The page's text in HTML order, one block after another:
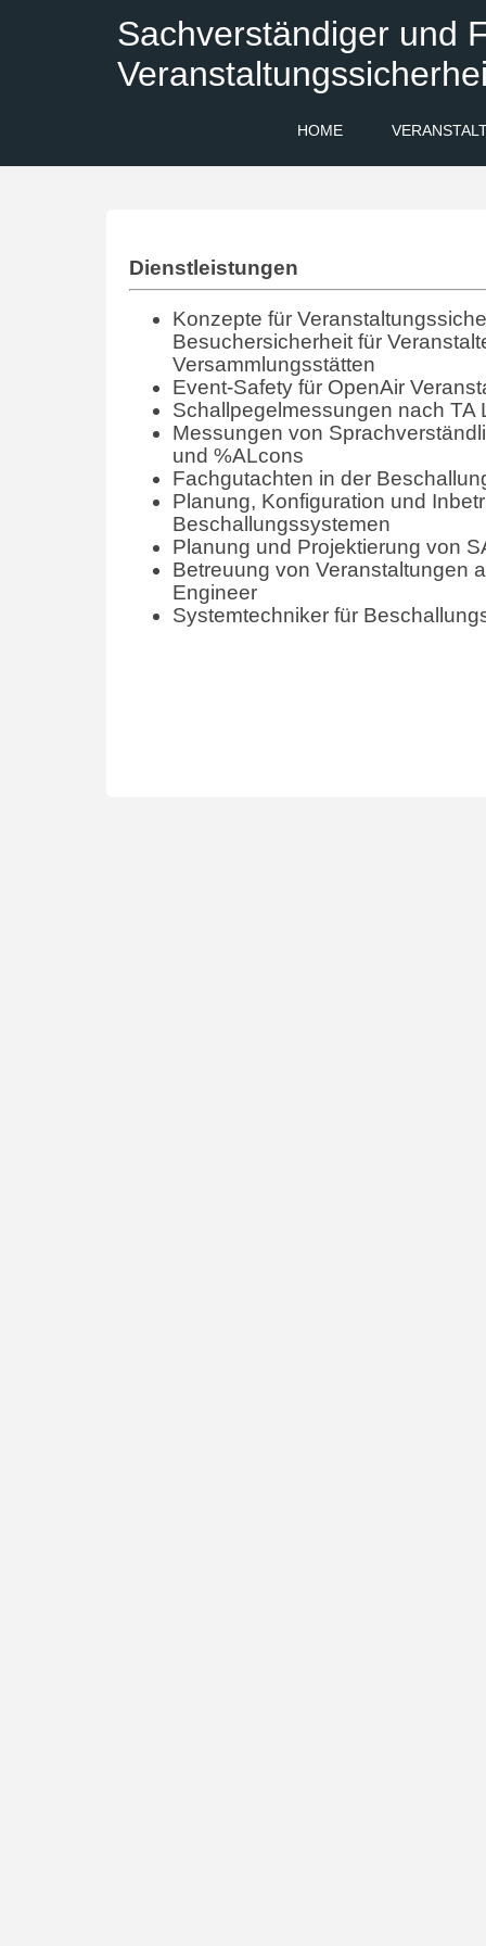
Sachverständiger und
HOME
Dienstleistungen
Konzepte für
Besuchersicherheit für
Versammlungsstätten
Event-Safety für OpenAir
Schallpegelmessungen nach TA
Messungen von
und %ALcons
Fachgutachten in der
Planung, Konfiguration und
Beschallungssystemen
Planung und Projektierung von
Betreuung von Veranstaltungen
Engineer
Systemtechniker für